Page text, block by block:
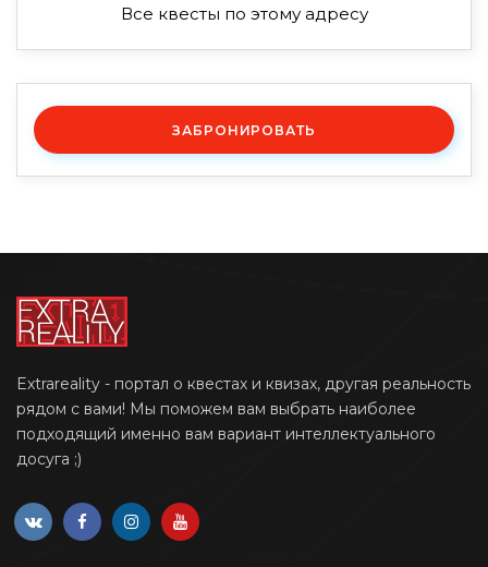
Все квесты по этому адресу
ЗАБРОНИРОВАТЬ
Extrareality - портал о квестах и квизах, другая реальность
рядом с вами! Мы поможем вам выбрать наиболее
подходящий именно вам вариант интеллектуального
досуга ;)